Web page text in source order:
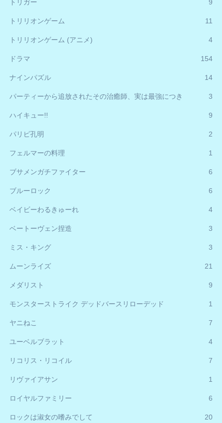
トリガー 9
トリリオンゲーム 11
トリリオンゲーム (アニメ) 4
ドラマ 154
ナインパズル 14
パーティーから追放されたその治癒師、実は最強につき 3
ハイキュー!! 9
パリピ孔明 2
フェルマーの料理 1
ブサメンガチファイター 6
ブルーロック 6
ベイビーわるきゅーれ 4
ベートーヴェン捏造 3
ミス・キング 3
ムーンライズ 21
メダリスト 9
モンスターストライク デッドバースリローデッド 1
ヤニねこ 7
ユーベルブラット 4
リコリス・リコイル 7
リヴァイアサン 1
ロイヤルファミリー 6
ロックは淑女の嗜みでして 20